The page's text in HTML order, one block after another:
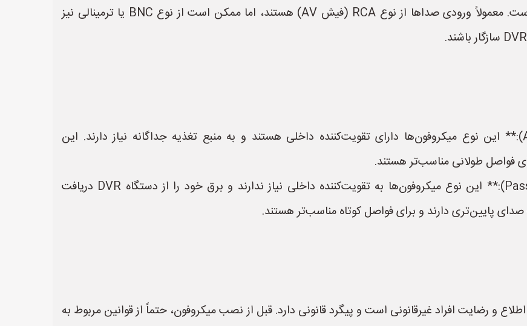
* **نوع ورودی صدا:** نوع ورودی صدا نیز مهم است. معمولاً ورودی صداها از نوع RCA (فیش AV) هستند، اما ممکن است از نوع BNC یا ترمینالی نیز
* **میکروفون‌های فعال (Active Microphones):** این نوع میکروفون‌ها دارای تقویت‌کننده داخلی هستند و به منبع تغذیه جداگانه نیاز دارند. این
فواصل طولانی مناسب‌تر هستند.
* **میکروفون‌های غیرفعال (Passive Microphones):** این نوع میکروفون‌ها به تقویت‌کننده داخلی نیاز ندارند و برق خود را از دستگاه DVR دریافت
پایین‌تری دارند و برای فواصل کوتاه مناسب‌تر هستند.
افراد غیرقانونی است و پیگرد قانونی دارد. قبل از نصب میکروفون، حتماً از قوانین مربوط به